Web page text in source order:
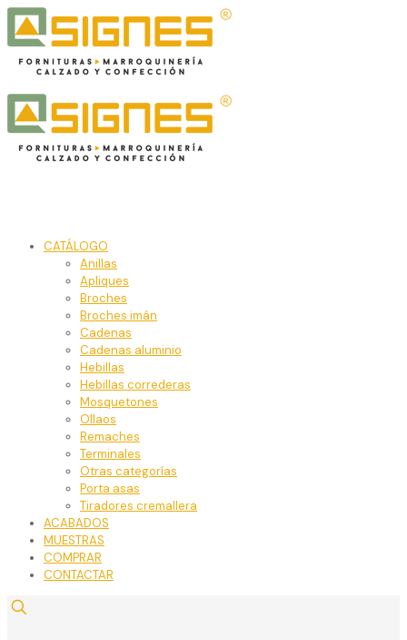
CATÁLOGO
Anillas
Apliques
Broches
Broches imán
Cadenas
Cadenas aluminio
Hebillas
Hebillas correderas
Mosquetones
Ollaos
Remaches
Terminales
Otras categorías
Porta asas
Tiradores cremallera
ACABADOS
MUESTRAS
COMPRAR
CONTACTAR